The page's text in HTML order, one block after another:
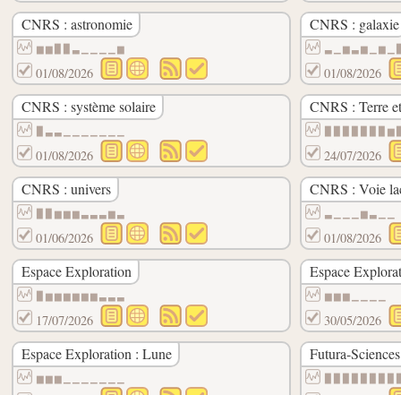
CNRS : astronomie
▆▆▉▉▃▁▁▁▁▆
01/08/2026
CNRS : galaxie
01/08/2026
CNRS : système solaire
▉▃▃▁▁▁▁▁▁▁
01/08/2026
CNRS : Terre
24/07/2026
CNRS : univers
▉▉▆▆▆▃▃▃▆▃
01/06/2026
CNRS : Voie
▃▁▁▁▆▃▁▁
01/08/2026
Espace Exploration
▉▆▆▆▆▆▆▃▃▃
17/07/2026
Espace
▆▆▆▁▁▁▁
30/05/2026
Espace Exploration : Lune
▆▆▆▁▁▁▁▁▁▁
Futura-